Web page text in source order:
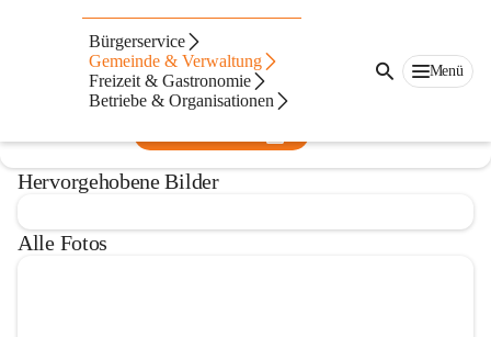
Bürgerservice
Gemeinde & Verwaltung
Freizeit & Gastronomie
Betriebe & Organisationen
Menü
Kindergarten Draßmarkt
@kindergarten-drassmarkt
Kindergarten
Hervorgehobene Bilder
Alle Fotos